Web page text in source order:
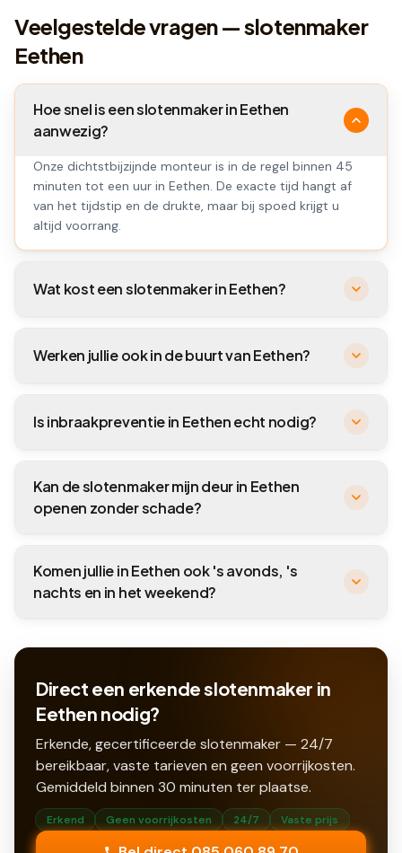
Veelgestelde vragen — slotenmaker
Eethen
Hoe snel is een slotenmaker in Eethen
aanwezig?
Onze dichtstbijzijnde monteur is in de regel binnen 45
minuten tot een uur in Eethen. De exacte tijd hangt af
van het tijdstip en de drukte, maar bij spoed krijgt u
altijd voorrang.
Wat kost een slotenmaker in Eethen?
Werken jullie ook in de buurt van Eethen?
Is inbraakpreventie in Eethen echt nodig?
Kan de slotenmaker mijn deur in Eethen
openen zonder schade?
Komen jullie in Eethen ook 's avonds, 's
nachts en in het weekend?
Direct een erkende slotenmaker in
Eethen nodig?
Erkende, gecertificeerde slotenmaker — 24/7
bereikbaar, vaste tarieven en geen voorrijkosten.
Gemiddeld binnen 30 minuten ter plaatse.
Erkend Geen voorrijkosten 24/7 Vaste prijs